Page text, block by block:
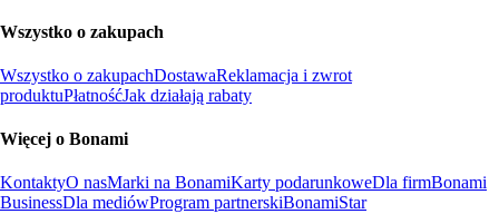
Wszystko o zakupach
Wszystko o zakupachDostawaReklamacja i zwrot
produktuPłatnośćJak działają rabaty
Więcej o Bonami
KontaktyO nasMarki na BonamiKarty podarunkoweDla firmBonami
BusinessDla mediówProgram partnerskiBonamiStar